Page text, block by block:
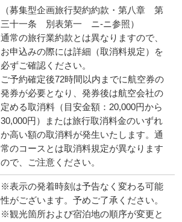
（募集型企画旅行契約約款・第八章 第
三十一条 別表第一 ニ-ニ参照）
通常の旅行業約款とは異なりますので、
お申込みの際には詳細（取消料規定）を
必ずご確認ください。
ご予約確定後72時間以内までに航空券の
発券が必要となり、発券後は航空会社の
定める取消料（目安金額：20,000円から
30,000円）または旅行取消料金のいずれ
か高い額の取消料が発生いたします。通
常のコースとは取消料規定が異なります
ので、ご注意ください。
※表示の発着時刻は予告なく変わる可能
性がございます。予めご了承ください。
※観光箇所および宿泊地の順序が変更と